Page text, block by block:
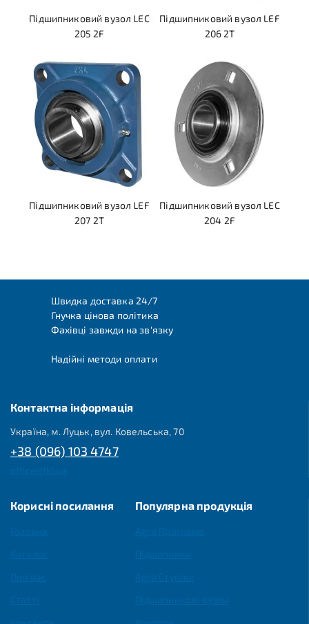
Підшипниковий вузол LEC
205 2F
Підшипниковий вузол LEF
206 2T
Підшипниковий вузол LEF
207 2T
Підшипниковий вузол LEC
204 2F
Швидка доставка 24/7
Гнучка цінова політика
Фахівці завжди на зв'язку
Надійні методи оплати
Контактна інформація
Україна, м. Луцьк, вул. Ковельська, 70
+38 (096) 103 4747
Корисні посилання Популярна продукція